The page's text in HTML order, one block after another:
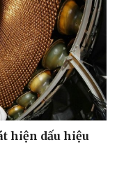
hiện dấu hiệu